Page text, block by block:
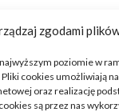
zgodami
najwyższym poziomie w
cookies umożliwiają
oraz realizację
są przez nas